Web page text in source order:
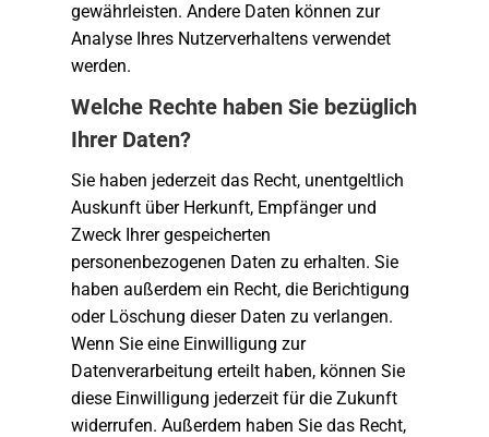
gewährleisten. Andere Daten können zur
Analyse Ihres Nutzerverhaltens verwendet
werden.
Welche Rechte haben Sie bezüglich
Ihrer Daten?
Sie haben jederzeit das Recht, unentgeltlich
Auskunft über Herkunft, Empfänger und
Zweck Ihrer gespeicherten
personenbezogenen Daten zu erhalten. Sie
haben außerdem ein Recht, die Berichtigung
oder Löschung dieser Daten zu verlangen.
Wenn Sie eine Einwilligung zur
Datenverarbeitung erteilt haben, können Sie
diese Einwilligung jederzeit für die Zukunft
widerrufen. Außerdem haben Sie das Recht,